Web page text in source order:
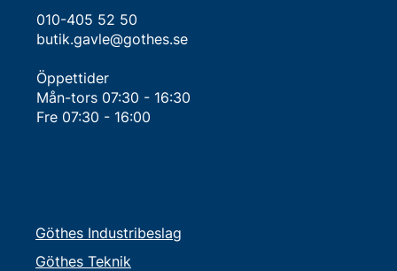
010-405 52 50
butik.gavle@gothes.se
Öppettider
Mån-tors 07:30 - 16:30​
Fre 07:30 - 16:00
Göthes Industribeslag
Göthes Teknik